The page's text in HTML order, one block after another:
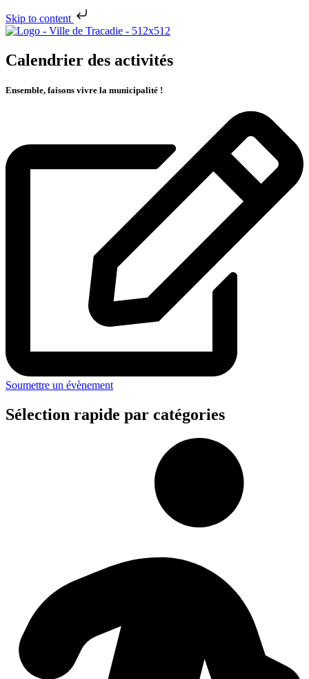
Skip to content
Calendrier des activités
Ensemble, faisons vivre la municipalité !
Soumettre un évènement
Sélection rapide par catégories